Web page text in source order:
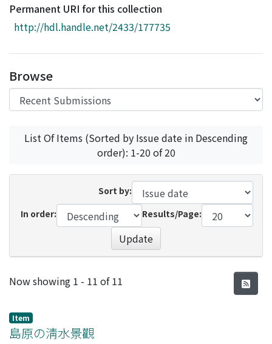
Download Ranking
Access Statistics
Permanent URI for this collection
http://hdl.handle.net/2433/177735
Browse
List Of Items (Sorted by Issue date in Descending
order): 1-20 of 20
Sort by:
In order:
Results/Page:
Update
Recent Submissions
Now showing 1 - 11 of 11
Item
島原の淸水景觀